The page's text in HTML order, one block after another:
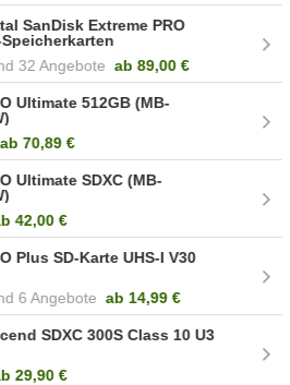
SanDisk Extreme PRO
Speicherkarten
32 Angebote ab 89,00 €
Ultimate 512GB (MB-
ab 70,89 €
Ultimate SDXC (MB-
42,00 €
Plus SD-Karte UHS-I V30
6 Angebote ab 14,99 €
SDXC 300S Class 10 U3
29,90 €